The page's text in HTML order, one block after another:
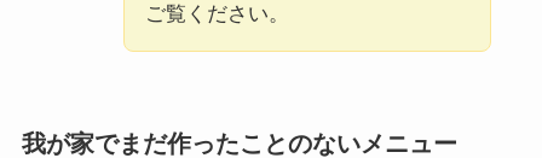
ご覧ください。
我が家でまだ作ったことのないメニュー